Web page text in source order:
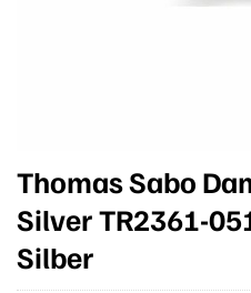
Thomas Sabo
Silver TR2361-
Silber